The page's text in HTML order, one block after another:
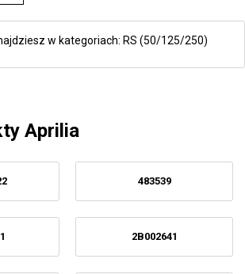
w kategoriach: RS (50/125/250)
Aprilia
483539
2B002641